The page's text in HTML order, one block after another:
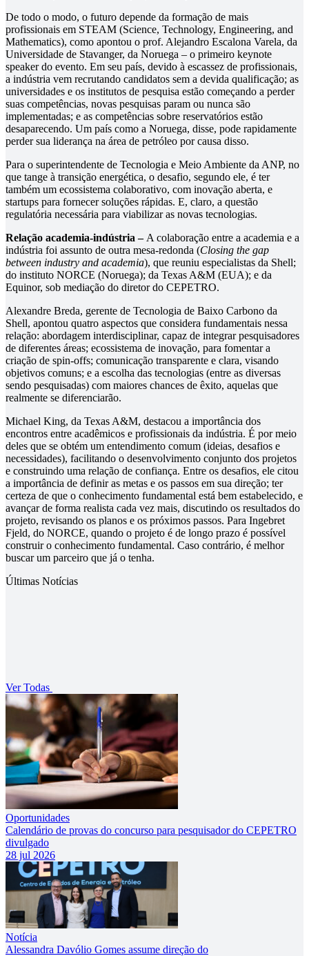
De todo o modo, o futuro depende da formação de mais
profissionais em STEAM (Science, Technology, Engineering, and
Mathematics), como apontou o prof. Alejandro Escalona Varela, da
Universidade de Stavanger, da Noruega – o primeiro keynote
speaker do evento. Em seu país, devido à escassez de profissionais,
a indústria vem recrutando candidatos sem a devida qualificação; as
universidades e os institutos de pesquisa estão começando a perder
suas competências, novas pesquisas param ou nunca são
implementadas; e as competências sobre reservatórios estão
desaparecendo. Um país como a Noruega, disse, pode rapidamente
perder sua liderança na área de petróleo por causa disso.
Para o superintendente de Tecnologia e Meio Ambiente da ANP, no
que tange à transição energética, o desafio, segundo ele, é ter
também um ecossistema colaborativo, com inovação aberta, e
startups para fornecer soluções rápidas. E, claro, a questão
regulatória necessária para viabilizar as novas tecnologias.
Relação academia-indústria –A colaboração entre a academia e a
indústria foi assunto de outra mesa-redonda (Closing the gap
between industry and academia), que reuniu especialistas da Shell;
do instituto NORCE (Noruega); da Texas A&M (EUA); e da
Equinor, sob mediação do diretor do CEPETRO.
Alexandre Breda, gerente de Tecnologia de Baixo Carbono da
Shell, apontou quatro aspectos que considera fundamentais nessa
relação: abordagem interdisciplinar, capaz de integrar pesquisadores
de diferentes áreas; ecossistema de inovação, para fomentar a
criação de spin-offs; comunicação transparente e clara, visando
objetivos comuns; e a escolha das tecnologias (entre as diversas
sendo pesquisadas) com maiores chances de êxito, aquelas que
realmente se diferenciarão.
Michael King, da Texas A&M, destacou a importância dos
encontros entre acadêmicos e profissionais da indústria. É por meio
deles que se obtém um entendimento comum (ideias, desafios e
necessidades), facilitando o desenvolvimento conjunto dos projetos
e construindo uma relação de confiança. Entre os desafios, ele citou
a importância de definir as metas e os passos em sua direção; ter
certeza de que o conhecimento fundamental está bem estabelecido, e
avançar de forma realista cada vez mais, discutindo os resultados do
projeto, revisando os planos e os próximos passos. Para Ingebret
Fjeld, do NORCE, quando o projeto é de longo prazo é possível
construir o conhecimento fundamental. Caso contrário, é melhor
buscar um parceiro que já o tenha.
Últimas Notícias
Ver Todas
Oportunidades
Calendário de provas do concurso para pesquisador do CEPETRO
divulgado
28 jul 2026
Notícia
Alessandra Davólio Gomes assume direção do